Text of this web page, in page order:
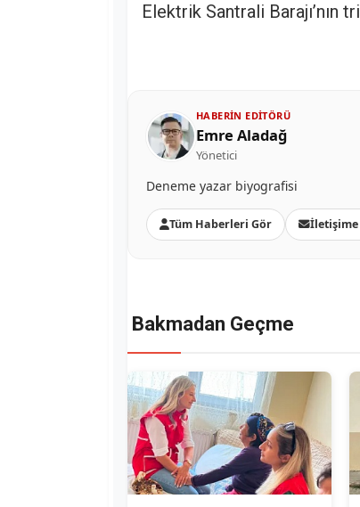
Elektrik Santrali Barajı’nın
HABERIN EDITÖRÜ
Emre Aladağ
Yönetici
Deneme yazar biyografisi
Tüm Haberleri Gör İletişime
Bakmadan Geçme